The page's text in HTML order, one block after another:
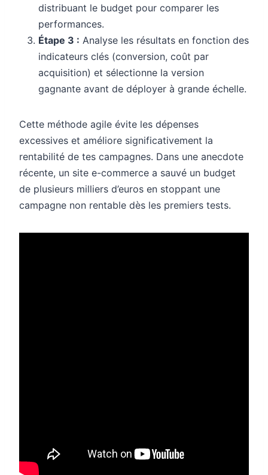
distribuant le budget pour comparer les
performances.
Étape 3 : Analyse les résultats en fonction des
indicateurs clés (conversion, coût par
acquisition) et sélectionne la version
gagnante avant de déployer à grande échelle.
Cette méthode agile évite les dépenses
excessives et améliore significativement la
rentabilité de tes campagnes. Dans une anecdote
récente, un site e-commerce a sauvé un budget
de plusieurs milliers d’euros en stoppant une
campagne non rentable dès les premiers tests.